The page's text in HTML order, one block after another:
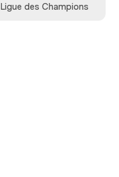
Ligue des Champions